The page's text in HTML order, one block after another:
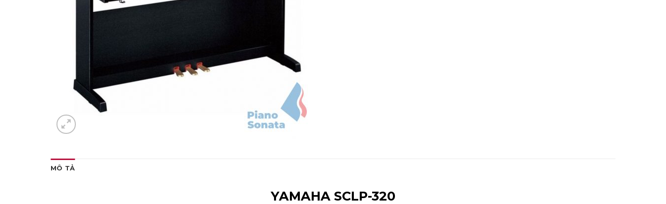
MÔ TẢ
YAMAHA SCLP-320